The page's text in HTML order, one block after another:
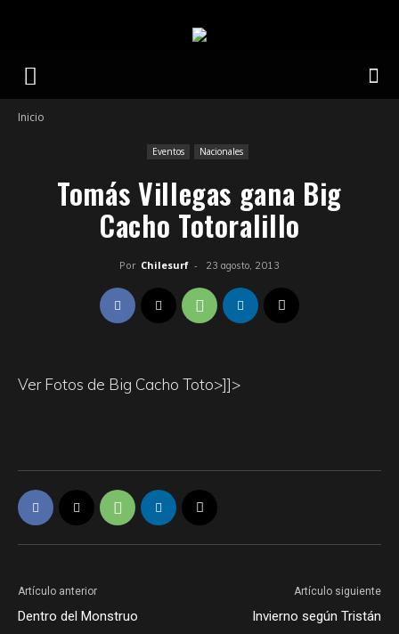
Inicio
Eventos Nacionales
Tomás Villegas gana Big
Cacho Totoralillo
Por Chilesurf - 23 agosto, 2013
Ver Fotos de Big Cacho Toto>]]>
Artículo anterior
Dentro del Monstruo
Artículo siguiente
Invierno según Tristán